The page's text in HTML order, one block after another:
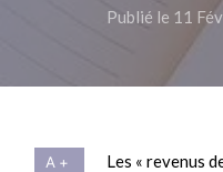
Publié le 11
Les « revenus